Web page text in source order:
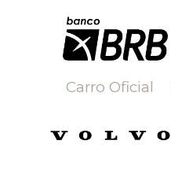
Carro Oficial